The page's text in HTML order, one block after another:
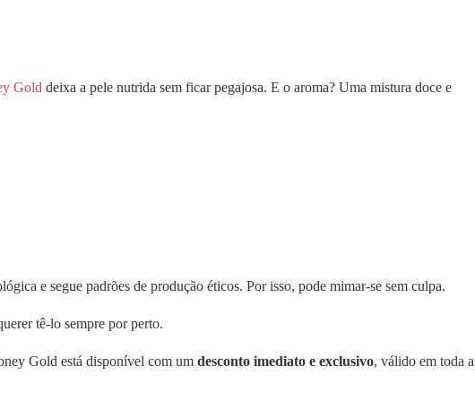
Gold deixa a pele nutrida sem ficar pegajosa. E o aroma? Uma mistura doce e
e segue padrões de produção éticos. Por isso, pode mimar-se sem culpa.
tê-lo sempre por perto.
Gold está disponível com um desconto imediato e exclusivo, válido em toda a